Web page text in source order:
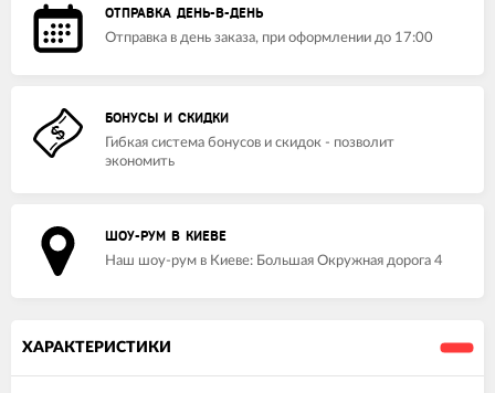
ОТПРАВКА ДЕНЬ-В-ДЕНЬ
Отправка в день заказа, при оформлении до 17:00
БОНУСЫ И СКИДКИ
Гибкая система бонусов и скидок - позволит
экономить
ШОУ-РУМ В КИЕВЕ
Наш шоу-рум в Киеве: Большая Окружная дорога 4
ХАРАКТЕРИСТИКИ